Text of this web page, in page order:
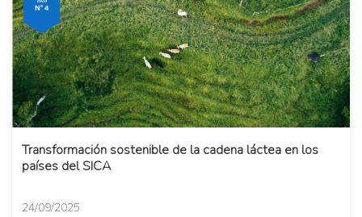
Transformación sostenible de la cadena láctea en los
países del SICA
24/09/2025